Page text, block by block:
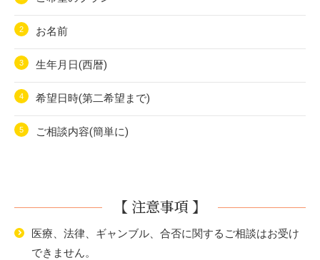
お名前
生年月日(西暦)
希望日時(第二希望まで)
ご相談内容(簡単に)
【 注意事項 】
医療、法律、ギャンブル、合否に関するご相談はお受け
できません。